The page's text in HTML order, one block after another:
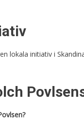
lokala initiativ i